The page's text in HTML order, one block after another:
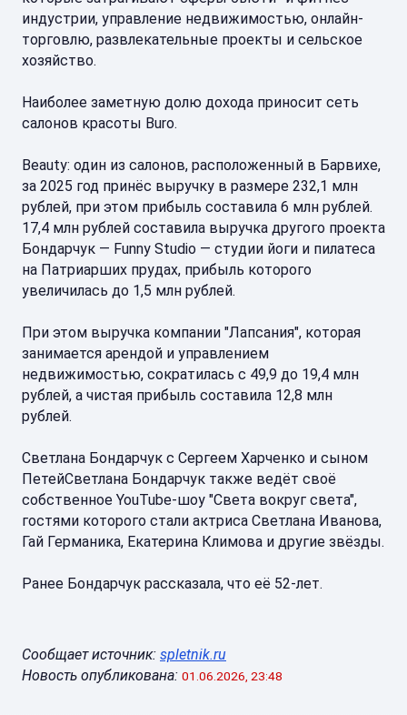
индустрии, управление недвижимостью, онлайн-
торговлю, развлекательные проекты и сельское
хозяйство.
Наиболее заметную долю дохода приносит сеть
салонов красоты Buro.
Beauty: один из салонов, расположенный в Барвихе,
за 2025 год принёс выручку в размере 232,1 млн
рублей, при этом прибыль составила 6 млн рублей.
17,4 млн рублей составила выручка другого проекта
Бондарчук — Funny Studio — студии йоги и пилатеса
на Патриарших прудах, прибыль которого
увеличилась до 1,5 млн рублей.
При этом выручка компании "Лапсания", которая
занимается арендой и управлением
недвижимостью, сократилась с 49,9 до 19,4 млн
рублей, а чистая прибыль составила 12,8 млн
рублей.
Светлана Бондарчук с Сергеем Харченко и сыном
ПетейСветлана Бондарчук также ведёт своё
собственное YouTube-шоу "Света вокруг света",
гостями которого стали актриса Светлана Иванова,
Гай Германика, Екатерина Климова и другие звёзды.
Ранее Бондарчук рассказала, что её 52-лет.
Сообщает источник: spletnik.ru
Новость опубликована: 01.06.2026, 23:48